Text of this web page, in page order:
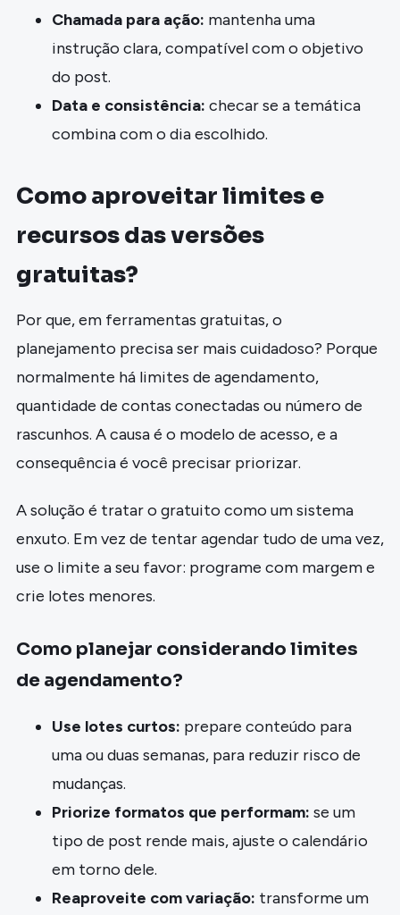
Chamada para ação: mantenha uma
instrução clara, compatível com o objetivo
do post.
Data e consistência: checar se a temática
combina com o dia escolhido.
Como aproveitar limites e
recursos das versões
gratuitas?
Por que, em ferramentas gratuitas, o
planejamento precisa ser mais cuidadoso? Porque
normalmente há limites de agendamento,
quantidade de contas conectadas ou número de
rascunhos. A causa é o modelo de acesso, e a
consequência é você precisar priorizar.
A solução é tratar o gratuito como um sistema
enxuto. Em vez de tentar agendar tudo de uma vez,
use o limite a seu favor: programe com margem e
crie lotes menores.
Como planejar considerando limites
de agendamento?
Use lotes curtos: prepare conteúdo para
uma ou duas semanas, para reduzir risco de
mudanças.
Priorize formatos que performam: se um
tipo de post rende mais, ajuste o calendário
em torno dele.
Reaproveite com variação: transforme um